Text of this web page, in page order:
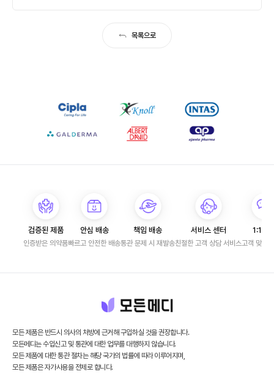
목록으로
검증된 제품
인증받은 의약품
안심 배송
빠르고 안전한 배송
책임 배송
통관 문제 시 재발송
서비스 센터
친절한 고객 상담 서비스
1:1 문
고객 맞춤
모든 제품은 반드시 의사의 처방에 근거해 구입하실 것을 권장합니다.
모든메디는 수입신고 및 통관에 대한 업무를 대행하지 않습니다.
모든 제품에 대한 통관 절차는 해당 국가의 법률에 따라 이루어지며,
모든 제품은 자가사용을 전제로 합니다.